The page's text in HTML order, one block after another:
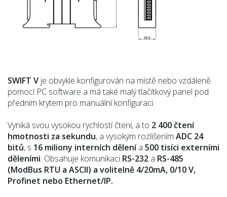
SWIFT V je obvykle konfigurován na místě nebo vzdáleně
pomocí PC software a má také malý tlačítkový panel pod
předním krytem pro manuální konfiguraci.
Vyniká svou vysokou rychlostí čtení, a to 2 400 čtení
hmotnosti za sekundu, a vysokým rozlišením ADC 24
bitů, s 16 miliony interních dělenía 500 tisíci externími
děleními. Obsahuje komunikaci RS-232 a RS-485
(ModBus RTU a ASCII) a volitelně 4/20mA, 0/10 V,
Profinet nebo Ethernet/IP.